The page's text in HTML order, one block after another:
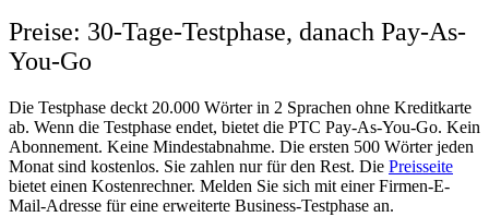
Preise: 30-Tage-Testphase, danach Pay-As-
You-Go
Die Testphase deckt 20.000 Wörter in 2 Sprachen ohne Kreditkarte
ab. Wenn die Testphase endet, bietet die PTC Pay-As-You-Go. Kein
Abonnement. Keine Mindestabnahme. Die ersten 500 Wörter jeden
Monat sind kostenlos. Sie zahlen nur für den Rest. Die Preisseite
bietet einen Kostenrechner. Melden Sie sich mit einer Firmen-E-
Mail-Adresse für eine erweiterte Business-Testphase an.